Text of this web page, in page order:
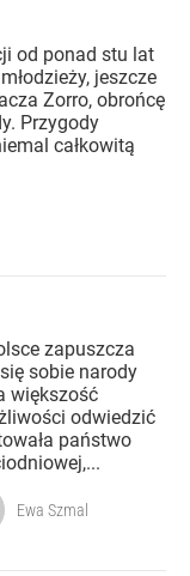
od ponad stu lat
jeszcze
Zorro, obrońcę
Przygody
całkowitą
zapuszcza
sobie narody
większość
odwiedzić
państwo
Ewa Szmal